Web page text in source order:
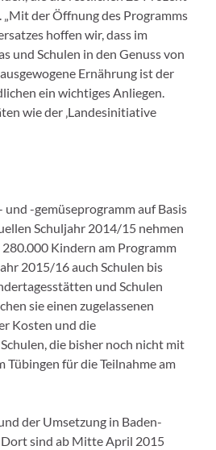
der Öffnung des Programms
hoffen wir, dass im
und Schulen in den Genuss von
Ernährung ist der
ein wichtiges Anliegen.
wie der ‚Landesinitiative
-gemüseprogramm auf Basis
Schuljahr 2014/15 nehmen
Kindern am Programm
2015/16 auch Schulen bis
und Schulen
sie einen zugelassenen
Kosten und die
die bisher noch nicht mit
Tübingen für die Teilnahme am
der Umsetzung in Baden-
Dort sind ab Mitte April 2015